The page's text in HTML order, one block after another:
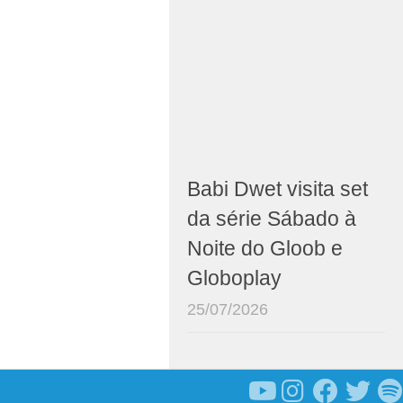
Babi Dwet visita set
da série Sábado à
Noite do Gloob e
Globoplay
25/07/2026